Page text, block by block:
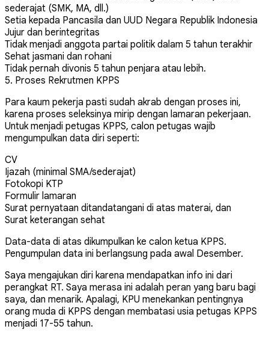
sederajat (SMK, MA, dll.)
Setia kepada Pancasila dan UUD Negara Republik Indonesia
Jujur dan berintegritas
Tidak menjadi anggota partai politik dalam 5 tahun terakhir
Sehat jasmani dan rohani
Tidak pernah divonis 5 tahun penjara atau lebih.
5. Proses Rekrutmen KPPS
Para kaum pekerja pasti sudah akrab dengan proses ini,
karena proses seleksinya mirip dengan lamaran pekerjaan.
Untuk menjadi petugas KPPS, calon petugas wajib
mengumpulkan data diri seperti:
CV
Ijazah (minimal SMA/sederajat)
Fotokopi KTP
Formulir lamaran
Surat pernyataan ditandatangani di atas materai, dan
Surat keterangan sehat
Data-data di atas dikumpulkan ke calon ketua KPPS.
Pengumpulan data ini berlangsung pada awal Desember.
Saya mengajukan diri karena mendapatkan info ini dari
perangkat RT. Saya merasa ini adalah peran yang baru bagi
saya, dan menarik. Apalagi, KPU menekankan pentingnya
orang muda di KPPS dengan membatasi usia petugas KPPS
menjadi 17-55 tahun.